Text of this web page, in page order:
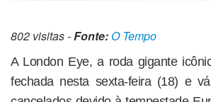
802 visitas -Fonte:O Tempo
A London Eye, a roda gigante
fechada nesta sexta-feira (18) e